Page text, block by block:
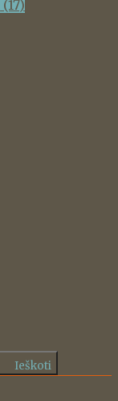
(17)
Ieškoti